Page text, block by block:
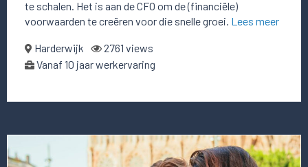
te schalen. Het is aan de CFO om de (financiële)
voorwaarden te creëren voor die snelle groei. Lees meer
Harderwijk
2761 views
Vanaf 10 jaar werkervaring
meer